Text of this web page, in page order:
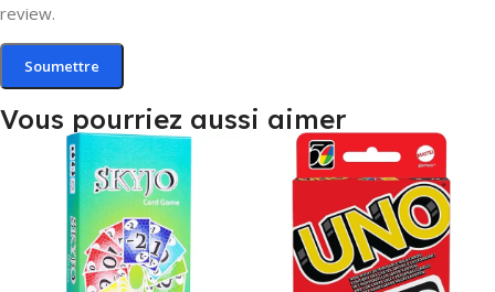
review.
Vous pourriez aussi aimer